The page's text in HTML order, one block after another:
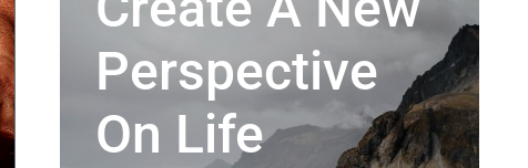
Perspective
On Life